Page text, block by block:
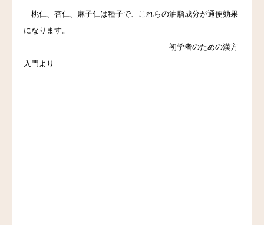
桃仁、杏仁、麻子仁は種子で、これらの油脂成分が通便効果
になります。
初学者のための漢方
入門より